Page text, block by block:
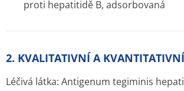
proti hepatitidě B, adsorbovaná
2. KVALITATIVNÍ A
Léčivá látka: Antigenum tegiminis